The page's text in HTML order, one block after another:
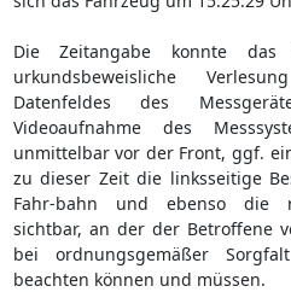
Die Zeitangabe konnte das
urkundsbeweisliche
Datenfeldes des
Videoaufnahme des
unmittelbar vor der Front, ggf.
zu dieser Zeit die linksseitige
Fahr-bahn und ebenso die
sichtbar, an der der Betroffene
bei ordnungsgemäßer
beachten können und müssen.